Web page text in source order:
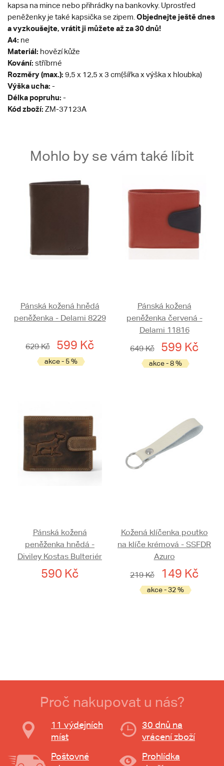
kapsa na mince nebo přihrádky na bankovky. Uprostřed
peněženky je také kapsička se zipem. Objednejte ještě dnes
a vyzkoušejte, vrátit ji můžete až za 30 dnů!
A4: ne
Materiál: hovězí kůže
Kování: stříbrné
Rozměry (max.): 9,5 x 12,5 x 3 cm(šířka x výška x hloubka)
Výška ucha: -
Délka popruhu: -
Kód zboží: ZM-37123A
Mohlo by se vám také líbit
Pánská kožená hnědá
peněženka - Delami 8229
629 Kč 599 Kč
akce - 5 %
Pánská kožená
peněženka červená -
Delami 11816
649 Kč
599 Kč
akce - 8 %
Pánská kožená
peněženka hnědá -
Diviley Kostas Bulteriér
590 Kč
Kožená klíčenka poutko
na klíče krémová - SSFDR
Azuro
219 Kč
149 Kč
akce - 32 %
Proč nakupovat u nás?
11 výdejních
míst
30 dnů na
vrácení zboží
Poštovné
Prohlídka